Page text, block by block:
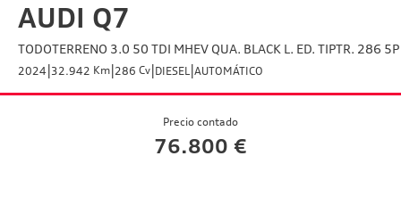
AUDI Q7
TODOTERRENO 3.0 50 TDI MHEV QUA. BLACK L. ED. TIPTR. 286 5P
2024|32.942 Km|286 Cv|DIESEL|AUTOMÁTICO
Precio contado
76.800 €